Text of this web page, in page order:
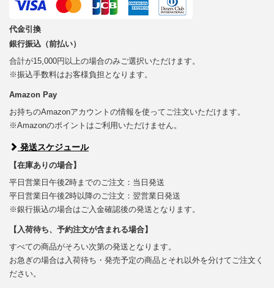
代金引換
銀行振込（前払い）
合計が15,000円以上の場合のみご選択いただけます。
※振込手数料はお客様負担となります。
Amazon Pay
お持ちのAmazonアカウントの情報を使ってご注文いただけます。
※Amazonのポイントはご利用いただけません。
発送スケジュール
【在庫ありの場合】
平日営業日午後2時までのご注文：当日発送
平日営業日午後2時以降のご注文：翌営業日発送
※銀行振込の場合はご入金確認後の発送となります。
【入荷待ち、予約注文が含まれる場合】
すべての商品がそろい次第の発送となります。
お急ぎの場合は入荷待ち・発売予定の商品とそれ以外を分けてご注文く
ださい。